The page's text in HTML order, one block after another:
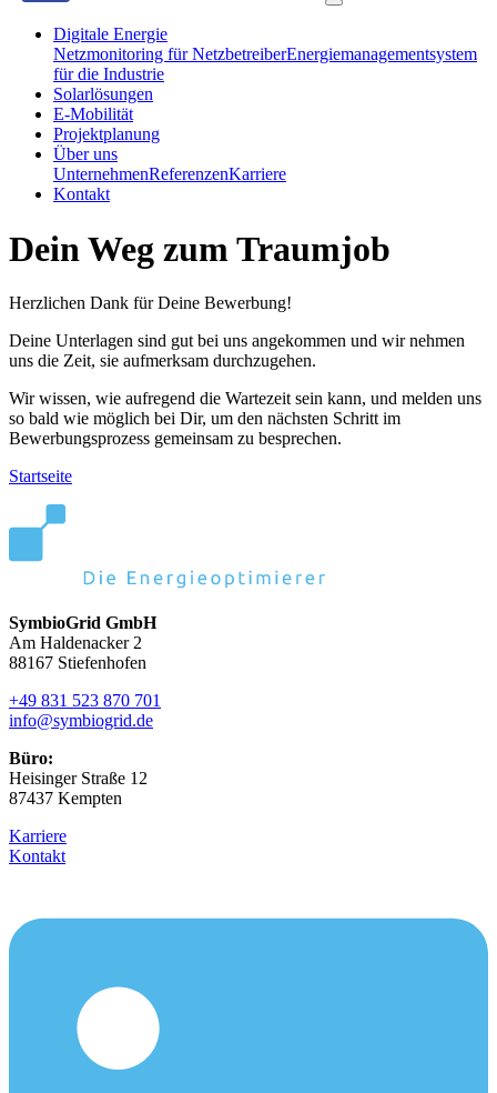
Digitale Energie
Netzmonitoring für NetzbetreiberEnergiemanagementsystem
für die Industrie
Solarlösungen
E-Mobilität
Projektplanung
Über uns
UnternehmenReferenzenKarriere
Kontakt
Dein Weg zum Traumjob
Herzlichen Dank für Deine Bewerbung!
Deine Unterlagen sind gut bei uns angekommen und wir nehmen
uns die Zeit, sie aufmerksam durchzugehen.
Wir wissen, wie aufregend die Wartezeit sein kann, und melden uns
so bald wie möglich bei Dir, um den nächsten Schritt im
Bewerbungsprozess gemeinsam zu besprechen.
Startseite
SymbioGrid GmbH
Am Haldenacker 2
88167 Stiefenhofen
+49 831 523 870 701
info@symbiogrid.de
Büro:
Heisinger Straße 12
87437 Kempten
Karriere
Kontakt